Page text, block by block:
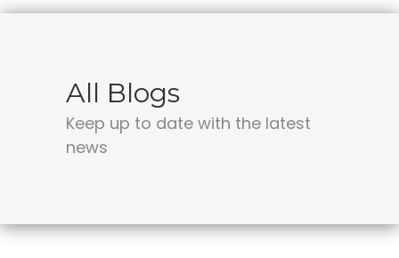
All Blogs
Keep up to date with the latest
news